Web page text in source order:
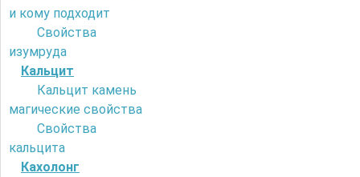
и кому подходит
Свойства
изумруда
Кальцит
Кальцит камень
магические свойства
Свойства
кальцита
Кахолонг